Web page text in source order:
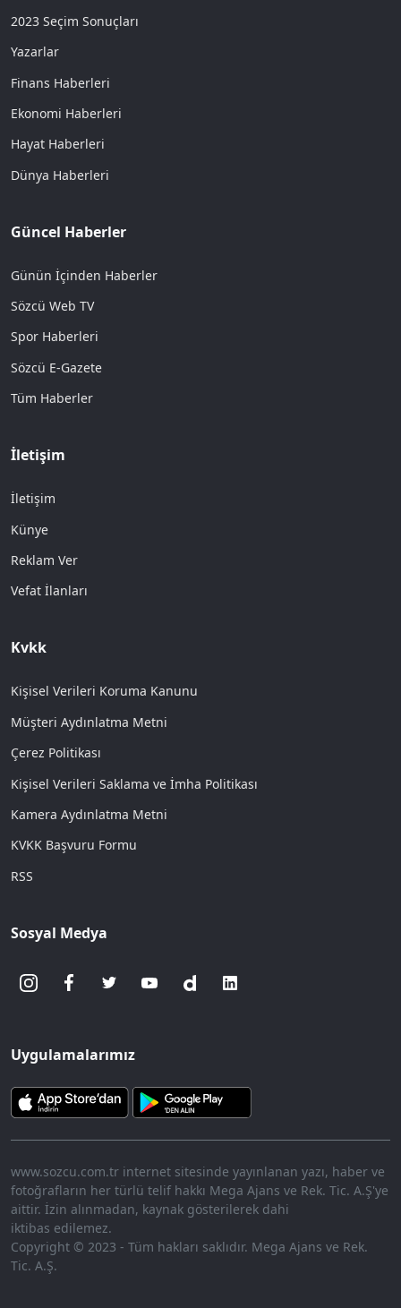
2023 Seçim Sonuçları
Yazarlar
Finans Haberleri
Ekonomi Haberleri
Hayat Haberleri
Dünya Haberleri
Güncel Haberler
Günün İçinden Haberler
Sözcü Web TV
Spor Haberleri
Sözcü E-Gazete
Tüm Haberler
İletişim
İletişim
Künye
Reklam Ver
Vefat İlanları
Kvkk
Kişisel Verileri Koruma Kanunu
Müşteri Aydınlatma Metni
Çerez Politikası
Kişisel Verileri Saklama ve İmha Politikası
Kamera Aydınlatma Metni
KVKK Başvuru Formu
RSS
Sosyal Medya
Uygulamalarımız
www.sozcu.com.tr internet sitesinde yayınlanan yazı, haber ve
fotoğrafların her türlü telif hakkı Mega Ajans ve Rek. Tic. A.Ş'ye
aittir. İzin alınmadan, kaynak gösterilerek dahi
iktibas edilemez.
Copyright © 2023 - Tüm hakları saklıdır. Mega Ajans ve Rek.
Tic. A.Ş.